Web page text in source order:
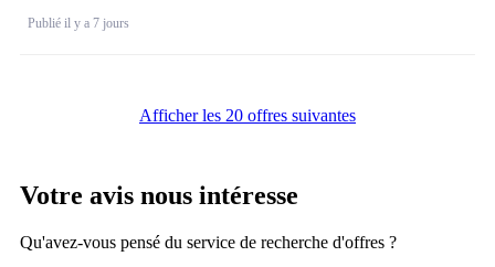
Publié il y a 7 jours
Afficher les 20 offres suivantes
Votre avis nous intéresse
Qu'avez-vous pensé du service de recherche d'offres ?